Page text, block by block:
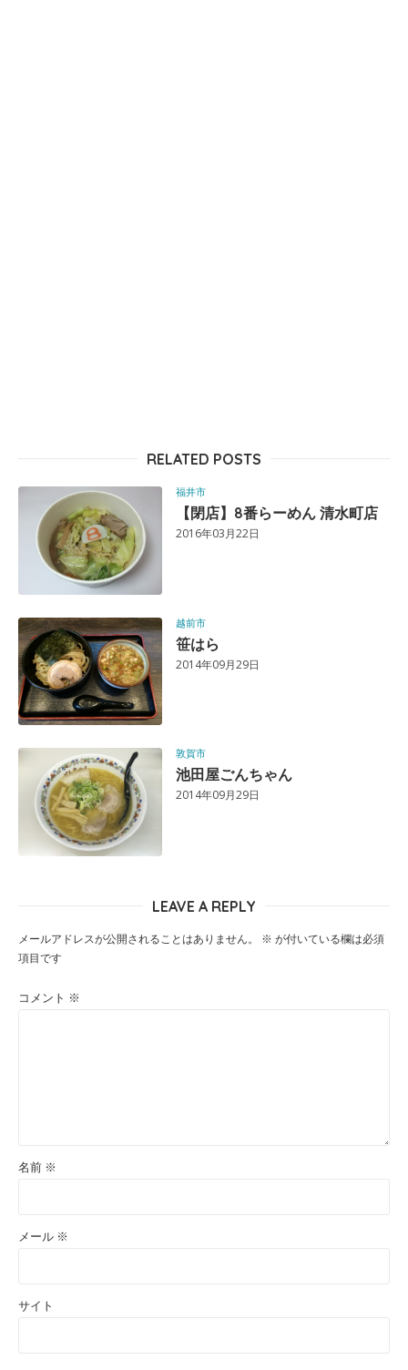
RELATED POSTS
福井市
【閉店】8番らーめん 清水町店
2016年03月22日
越前市
笹はら
2014年09月29日
敦賀市
池田屋ごんちゃん
2014年09月29日
LEAVE A REPLY
メールアドレスが公開されることはありません。 ※ が付いている欄は必須
項目です
コメント ※
名前 ※
メール ※
サイト